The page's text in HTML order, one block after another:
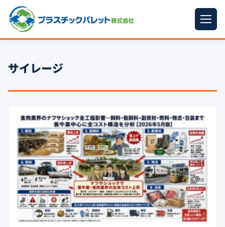
パレットサイズ
プラパレット ▼
コンテナ
中古パレット
再生原料
梱包資材
イラン情勢まとめ
サイレージ